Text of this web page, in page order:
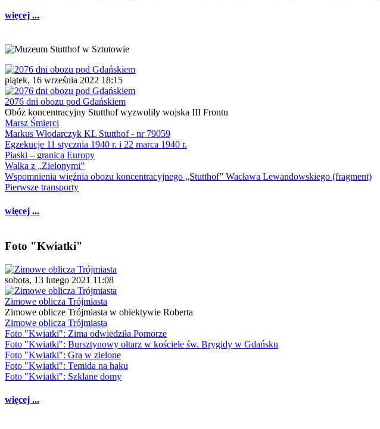
więcej ...
piątek, 16 września 2022 18:15
2076 dni obozu pod Gdańskiem
Obóz koncentracyjny Stutthof wyzwoliły wojska III Frontu
Marsz Śmierci
Markus Włodarczyk KL Stutthof - nr 79059
Egzekucje 11 stycznia 1940 r. i 22 marca 1940 r.
Piaski – granica Europy
Walka z „Zielonymi”
Wspomnienia więźnia obozu koncentracyjnego „Stutthof” Wacława Lewandowskiego (fragment)
Pierwsze transporty
więcej ...
Foto "Kwiatki"
sobota, 13 lutego 2021 11:08
Zimowe oblicza Trójmiasta
Zimowe oblicze Trójmiasta w obiektywie Roberta
Zimowe oblicza Trójmiasta
Foto "Kwiatki": Zima odwiedziła Pomorze
Foto "Kwiatki": Bursztynowy ołtarz w kościele św. Brygidy w Gdańsku
Foto "Kwiatki": Gra w zielone
Foto "Kwiatki": Temida na haku
Foto "Kwiatki": Szklane domy
więcej ...